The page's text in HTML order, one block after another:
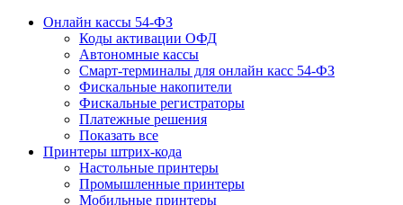
Онлайн кассы 54-ФЗ
Коды активации ОФД
Автономные кассы
Смарт-терминалы для онлайн касс 54-ФЗ
Фискальные накопители
Фискальные регистраторы
Платежные решения
Показать все
Принтеры штрих-кода
Настольные принтеры
Промышленные принтеры
Мобильные принтеры